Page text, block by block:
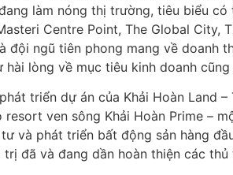
làm nóng thị trường, tiêu biểu có
Centre Point, The Global City,
đội ngũ tiên phong mang về doanh
lòng về mục tiêu kinh doanh
triển dự án của Khải Hoàn Land
ven sông Khải Hoàn Prime –
và phát triển bất động sản hàng
đã và đang dần hoàn thiện các thủ